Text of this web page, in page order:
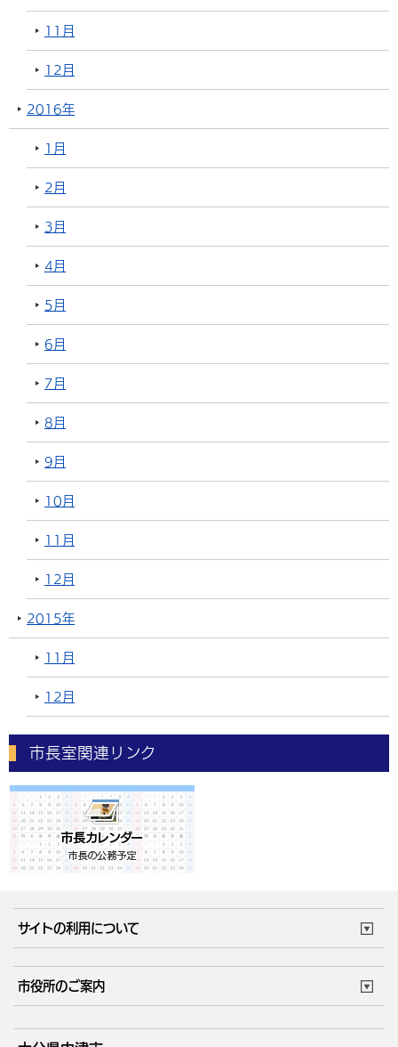
11月
12月
2016年
1月
2月
3月
4月
5月
6月
7月
8月
9月
10月
11月
12月
2015年
11月
12月
市長室関連リンク
サイトの利用について
市役所のご案内
庁舎地図 組織案内